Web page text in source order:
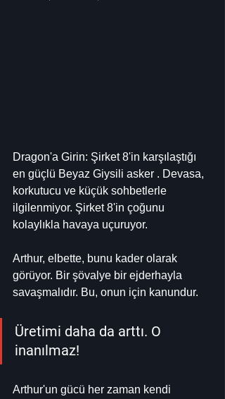
Dragon'a Girin: Şirket 8'in karşılaştığı
en güçlü Beyaz Giysili asker . Devasa,
korkutucu ve küçük sohbetlerle
ilgilenmiyor. Şirket 8'in çoğunu
kolaylıkla havaya uçuruyor.
Arthur, elbette, bunu kader olarak
görüyor. Bir şövalye bir ejderhayla
savaşmalıdır. Bu, onun için kanundur.
Üretimi daha da arttı. O
inanılmaz!
Arthur'un gücü her zaman kendi